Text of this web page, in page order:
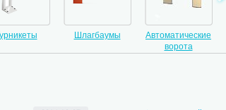
Шлагбаумы
Автоматические
ворота